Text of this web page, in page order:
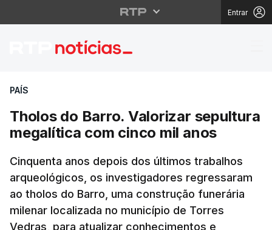
Entrar
Tholos do Barro.
PAÍS
Tholos do Barro. Valorizar sepultura
megalítica com cinco mil anos
Cinquenta anos depois dos últimos trabalhos
arqueológicos, os investigadores regressaram
ao tholos do Barro, uma construção funerária
milenar localizada no município de Torres
Vedras, para atualizar conhecimentos e